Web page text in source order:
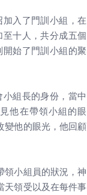
入了門訓小組，在
十人，共分成五個
始了門訓小組的聚
組長的身份，當中
他在帶領小組的眼
變他的眼光，他回顧
領小組員的狀況，神
天領受以及在每件事